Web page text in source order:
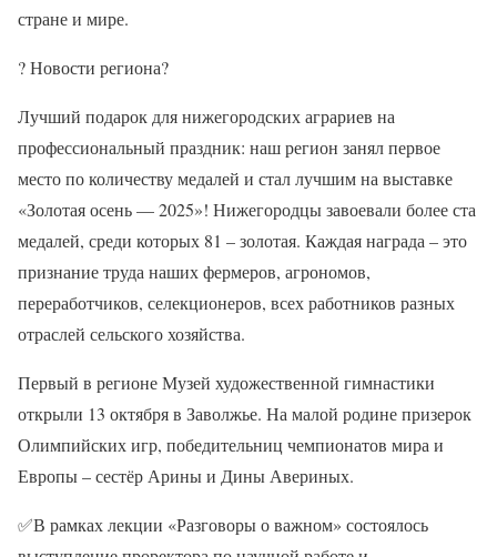
стране и мире.
?Новости региона?
Лучший подарок для нижегородских аграриев на
профессиональный праздник: наш регион занял первое
место по количеству медалей и стал лучшим на выставке
«Золотая осень — 2025»! Нижегородцы завоевали более ста
медалей, среди которых 81 – золотая. Каждая награда – это
признание труда наших фермеров, агрономов,
переработчиков, селекционеров, всех работников разных
отраслей сельского хозяйства.
Первый в регионе Музей художественной гимнастики
открыли 13 октября в Заволжье. На малой родине призерок
Олимпийских игр, победительниц чемпионатов мира и
Европы – сестёр Арины и Дины Авериных.
✅В рамках лекции «Разговоры о важном» состоялось